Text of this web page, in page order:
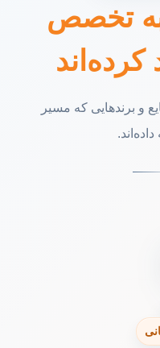
به تخصص
کرده‌اند
و برندهایی که مسیر